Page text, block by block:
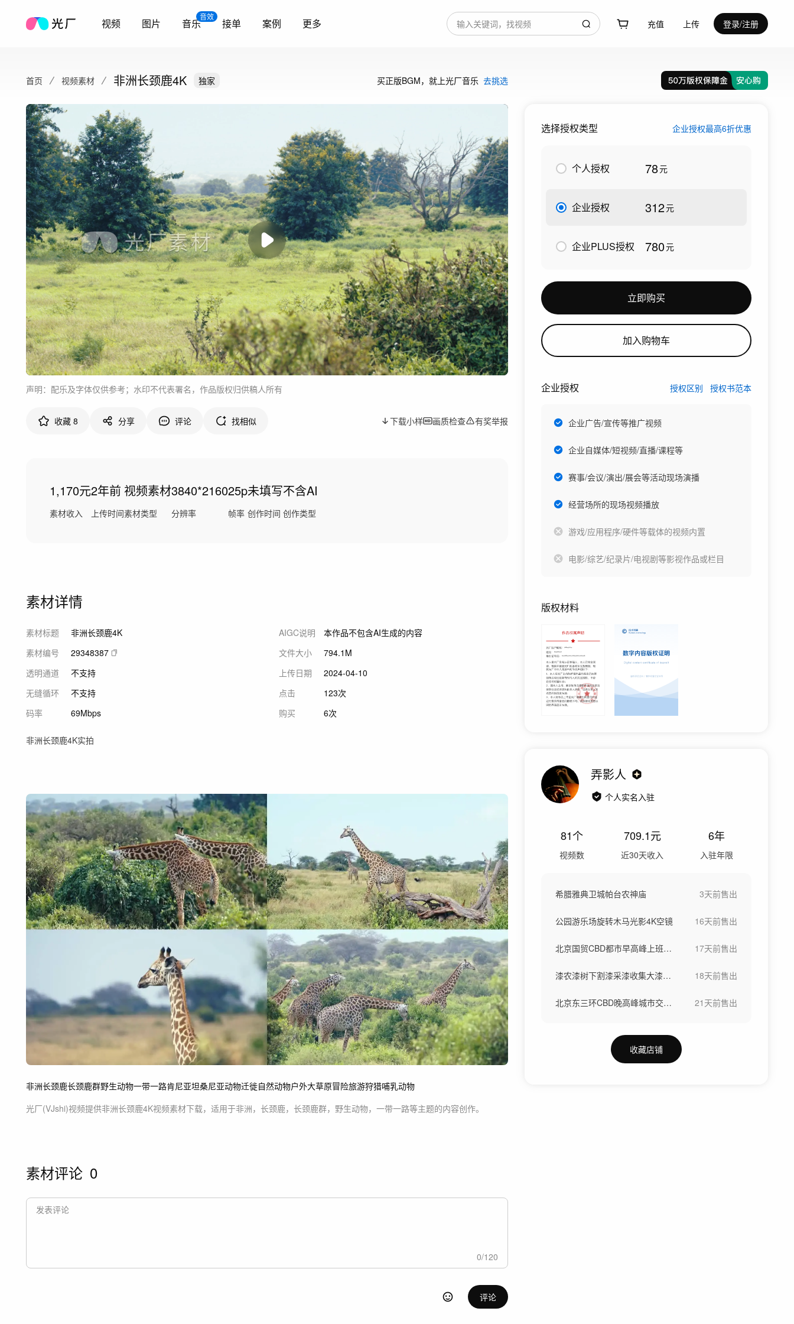
视频 图片
音效
音乐 接单 案例 更多 充值 上传 登录/注册
首页 视频素材 非洲长颈鹿4K 独家 买正版BGM，就上光厂音乐 去挑选
声明：配乐及字体仅供参考；水印不代表署名，作品版权归供稿人所有
收藏 8 分享 评论 找相似 下载小样 画质检查 有奖举报
1,170元
素材收入
2年前
上传时间
视频素材
素材类型
3840*2160
分辨率
25p
帧率
未填写
创作时间
不含AI
创作类型
素材详情
素材标题
非洲长颈鹿4K
素材编号
29348387
透明通道
不支持
无缝循环
不支持
码率
69Mbps
AIGC说明
本作品不包含AI生成的内容
文件大小
794.1M
上传日期
2024-04-10
点击
123次
购买
6次
非洲长颈鹿4K实拍
非洲长颈鹿长颈鹿群野生动物一带一路肯尼亚坦桑尼亚动物迁徙自然动物户外大草原冒险旅游狩猎哺乳动物
光厂(VJshi)视频提供非洲长颈鹿4K视频素材下载，适用于非洲，长颈鹿，长颈鹿群，野生动物，一带一路等主题的内容创作。
素材评论 0
0/120
评论
选择授权类型 企业授权最高6折优惠
个人授权 78元
企业授权 312元
企业PLUS授权 780元
立即购买
加入购物车
企业授权 授权区别 授权书范本
企业广告/宣传等推广视频
企业自媒体/短视频/直播/课程等
赛事/会议/演出/展会等活动现场演播
经营场所的现场视频播放
游戏/应用程序/硬件等载体的视频内置
电影/综艺/纪录片/电视剧等影视作品或栏目
版权材料
弄影人
个人实名入驻
81个
视频数
709.1元
近30天收入
6年
入驻年限
希腊雅典卫城帕台农神庙 3天前售出
公园游乐场旋转木马光影4K空镜 16天前售出
北京国贸CBD都市早高峰上班人流 17天前售出
漆农漆树下割漆采漆收集大漆生漆过程 18天前售出
北京东三环CBD晚高峰城市交通堵车 21天前售出
收藏店铺